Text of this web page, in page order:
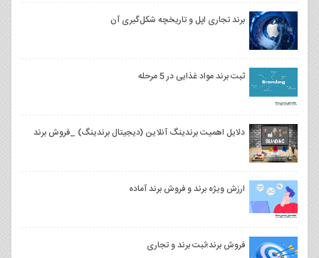
برند تجاری اپل و تاریخچه شکل‌گیری آن
ثبت برند مواد غذایی در 5 مرحله
دلایل اهمیت برندینگ آنلاین (دیجیتال برندینگ) _فروش برند
ارزش ویژه برند و فروش برند آماده
فروش برند؛ثبت برند و تجاری